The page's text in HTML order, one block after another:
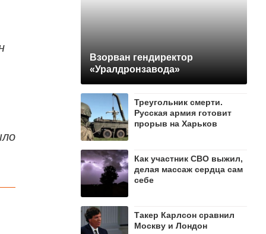
Взорван гендиректор
«Уралдронзавода»
Треугольник смерти.
Русская армия готовит
прорыв на Харьков
Как участник СВО выжил,
делая массаж сердца сам
себе
Такер Карлсон сравнил
Москву и Лондон